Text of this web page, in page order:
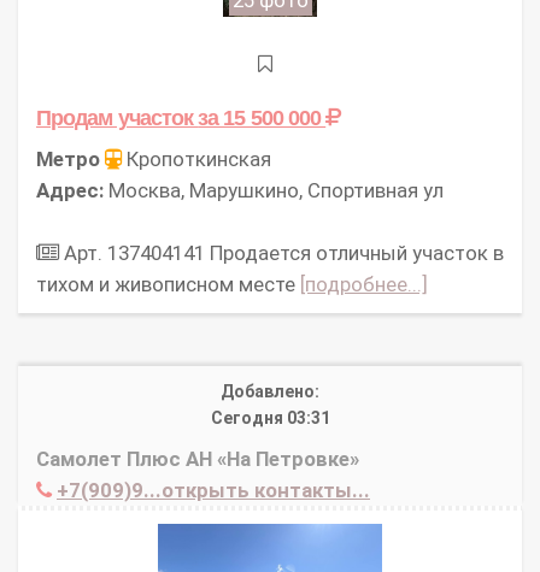
Продам участокза 15 500 000
Метро
Кропоткинская
Адрес: Москва, Марушкино, Спортивная ул
Арт. 137404141 Продается отличный участок в
тихом и живописном месте [подробнее...]
Добавлено:
Сегодня 03:31
Самолет Плюс АН «На Петровке»
+7(909)9...открыть контакты...